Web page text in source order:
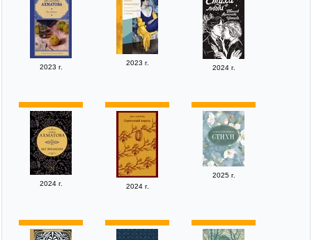
2023 г.
2023 г.
2024 г.
2024 г. 2024 г.
2025 г.